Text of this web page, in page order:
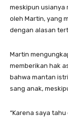
meskipun usianya
oleh Martin, yang
dengan alasan
Martin
memberikan hak
bahwa mantan
sang anak,
“Karena saya